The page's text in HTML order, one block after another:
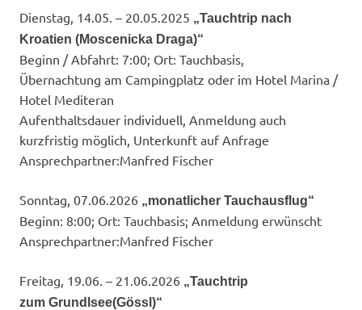
Dienstag, 14.05. – 20.05.2025 „Tauchtrip nach
Kroatien (Moscenicka Draga)“
Beginn / Abfahrt: 7:00; Ort: Tauchbasis,
Übernachtung am Campingplatz oder im Hotel Marina /
Hotel Mediteran
Aufenthaltsdauer individuell, Anmeldung auch
kurzfristig möglich, Unterkunft auf Anfrage
Ansprechpartner:​Manfred Fischer
Sonntag, 07.06.2026 „monatlicher Tauchausflug“
Beginn: 8:00; Ort: Tauchbasis; Anmeldung erwünscht
Ansprechpartner:​Manfred Fischer
Freitag, 19.06. – 21.06.2026 „Tauchtrip
zum Grundlsee(Gössl)“